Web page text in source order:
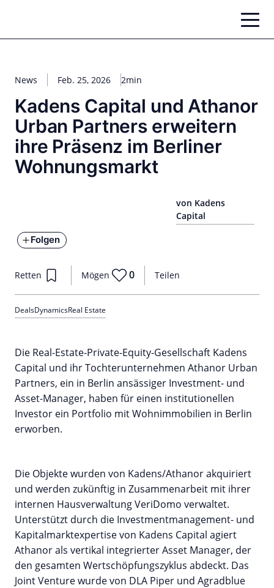
springen
News Feb. 25, 2026 2min
Kadens Capital und Athanor
Urban Partners erweitern
ihre Präsenz im Berliner
Wohnungsmarkt
von Kadens
Capital
Folgen
Teilen
Retten Mögen 0
DealsDynamicsReal Estate
Die Real-Estate-Private-Equity-Gesellschaft Kadens
Capital und ihr Tochterunternehmen Athanor Urban
Partners, ein in Berlin ansässiger Investment- und
Asset-Manager, haben für einen institutionellen
Investor ein Portfolio mit Wohnimmobilien in Berlin
erworben.
Die Objekte wurden von Kadens/Athanor akquiriert
und werden zukünftig in Zusammenarbeit mit ihrer
internen Hausverwaltung VeriDomo verwaltet.
Unterstützt durch die Investmentmanagement- und
Kapitalmarktexpertise von Kadens Capital agiert
Athanor als vertikal integrierter Asset Manager, der
den gesamten Wertschöpfungszyklus abdeckt. Das
Joint Venture wurde von DLA Piper und Agradblue